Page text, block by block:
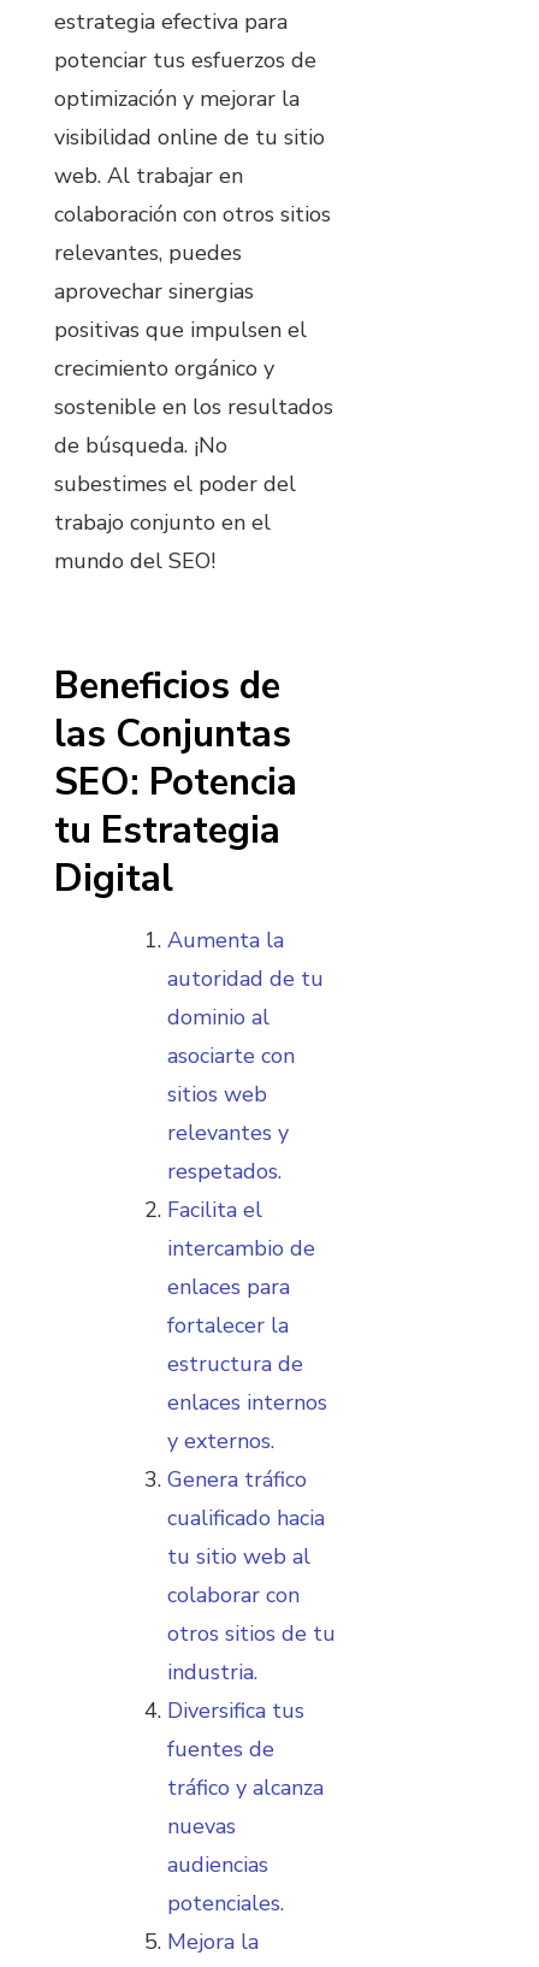
estrategia efectiva para
potenciar tus esfuerzos de
optimización y mejorar la
visibilidad online de tu sitio
web. Al trabajar en
colaboración con otros sitios
relevantes, puedes
aprovechar sinergias
positivas que impulsen el
crecimiento orgánico y
sostenible en los resultados
de búsqueda. ¡No
subestimes el poder del
trabajo conjunto en el
mundo del SEO!
Beneficios de
las Conjuntas
SEO: Potencia
tu Estrategia
Digital
Aumenta la
autoridad de tu
dominio al
asociarte con
sitios web
relevantes y
respetados.
Facilita el
intercambio de
enlaces para
fortalecer la
estructura de
enlaces internos
y externos.
Genera tráfico
cualificado hacia
tu sitio web al
colaborar con
otros sitios de tu
industria.
Diversifica tus
fuentes de
tráfico y alcanza
nuevas
audiencias
potenciales.
Mejora la